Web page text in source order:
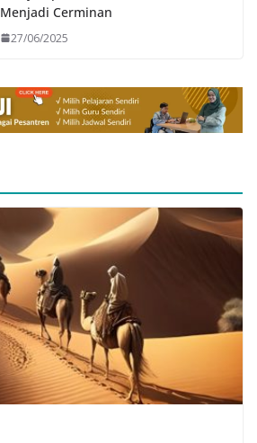
Menjadi Cerminan
27/06/2025